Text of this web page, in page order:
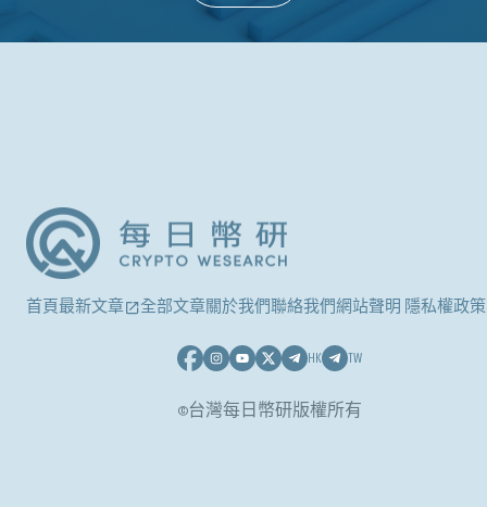
首頁最新文章 全部文章關於我們聯絡我們網站聲明 隱私權政策
HK TW
©台灣每日幣研版權所有